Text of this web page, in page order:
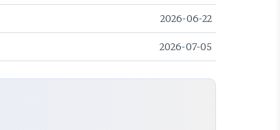
2026-06-22
2026-07-05